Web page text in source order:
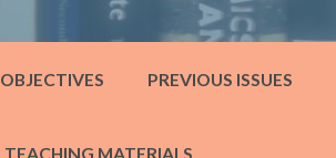
OBJECTIVES PREVIOUS ISSUES